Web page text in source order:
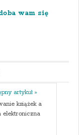
wam się
artykuł »
książek a
elektroniczna